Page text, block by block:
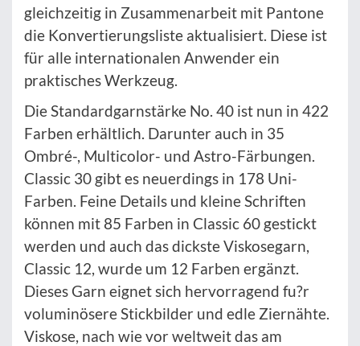
gleichzeitig in Zusammenarbeit mit Pantone
die Konvertierungsliste aktualisiert. Diese ist
für alle internationalen Anwender ein
praktisches Werkzeug.
Die Standardgarnstärke No. 40 ist nun in 422
Farben erhältlich. Darunter auch in 35
Ombré-, Multicolor- und Astro-Färbungen.
Classic 30 gibt es neuerdings in 178 Uni-
Farben. Feine Details und kleine Schriften
können mit 85 Farben in Classic 60 gestickt
werden und auch das dickste Viskosegarn,
Classic 12, wurde um 12 Farben ergänzt.
Dieses Garn eignet sich hervorragend fu?r
voluminösere Stickbilder und edle Ziernähte.
Viskose, nach wie vor weltweit das am